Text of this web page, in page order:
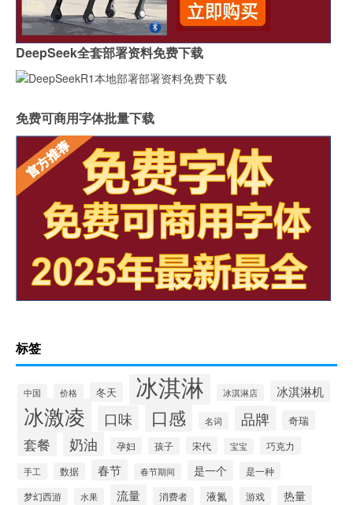
DeepSeek全套部署资料免费下载
免费可商用字体批量下载
标签
中国 价格 冬天 冰淇淋 冰淇淋店 冰淇淋机
冰激凌 口味 口感 名词 品牌 奇瑞
套餐 奶油 孕妇 孩子 宋代 宝宝 巧克力
手工 数据 春节 春节期间 是一个 是一种
梦幻西游 水果 流量 消费者 液氮 游戏 热量